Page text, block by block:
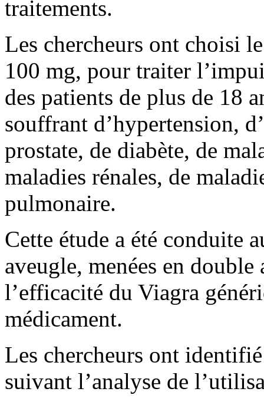
traitements.
Les chercheurs ont choisi
100 mg, pour traiter
des patients de plus de 18
souffrant d’hypertension,
prostate, de diabète, de
maladies rénales, de
pulmonaire.
Cette étude a été conduite
aveugle, menées en
l’efficacité du Viagra
médicament.
Les chercheurs ont
suivant l’analyse de